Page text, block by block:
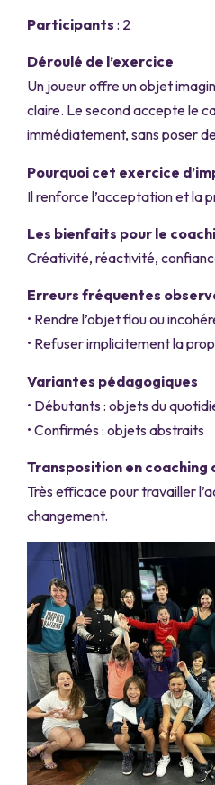
Participants : 2
Déroulé de l’exercice
Un joueur offre un objet
claire. Le second accepte le
immédiatement, sans poser
Pourquoi cet exercice
Il renforce l’acceptation et la
Les bienfaits pour le
Créativité, réactivité,
Erreurs fréquentes
• Rendre l’objet flou ou
• Refuser implicitement la
Variantes pédagogiques
• Débutants : objets du
• Confirmés : objets abstraits
Transposition en coaching
Très efficace pour travailler
changement.